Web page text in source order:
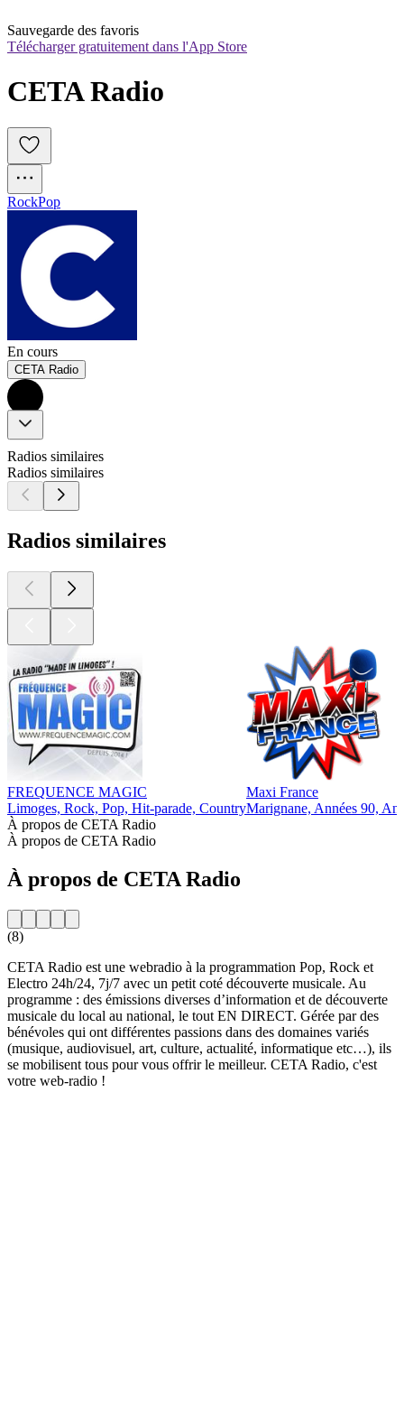
Sauvegarde des favoris
Télécharger gratuitement dans l'App Store
CETA Radio
RockPop
En cours
CETA Radio
Radios similaires
Radios similaires
Radios similaires
FREQUENCE MAGIC
Limoges, Rock, Pop, Hit-parade, Country
Maxi France
Marignane, Années 90,
À propos de CETA Radio
À propos de CETA Radio
À propos de CETA Radio
(8)
CETA Radio est une webradio à la programmation Pop, Rock et
Electro 24h/24, 7j/7 avec un petit coté découverte musicale. Au
programme : des émissions diverses d’information et de découverte
musicale du local au national, le tout EN DIRECT. Gérée par des
bénévoles qui ont différentes passions dans des domaines variés
(musique, audiovisuel, art, culture, actualité, informatique etc…), ils
se mobilisent tous pour vous offrir le meilleur. CETA Radio, c'est
votre web-radio !